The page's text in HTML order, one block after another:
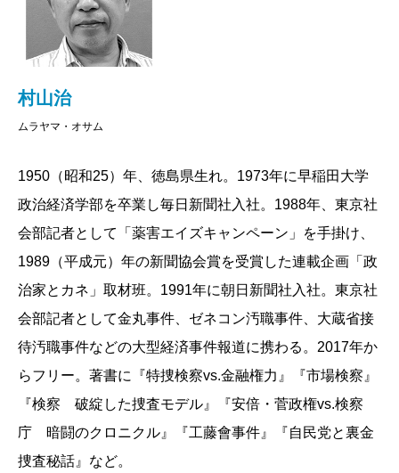
村山治
ムラヤマ・オサム
1950（昭和25）年、徳島県生れ。1973年に早稲田大学
政治経済学部を卒業し毎日新聞社入社。1988年、東京社
会部記者として「薬害エイズキャンペーン」を手掛け、
1989（平成元）年の新聞協会賞を受賞した連載企画「政
治家とカネ」取材班。1991年に朝日新聞社入社。東京社
会部記者として金丸事件、ゼネコン汚職事件、大蔵省接
待汚職事件などの大型経済事件報道に携わる。2017年か
らフリー。著書に『特捜検察vs.金融権力』『市場検察』
『検察 破綻した捜査モデル』『安倍・菅政権vs.検察
庁 暗闘のクロニクル』『工藤會事件』『自民党と裏金
捜査秘話』など。